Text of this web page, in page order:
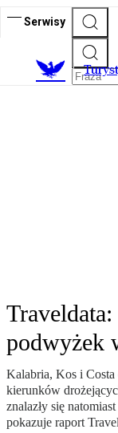
Serwisy
T
podwyżek
Kalabria, Kos i Costa
kierunków
znalazły się
pokazuje raport